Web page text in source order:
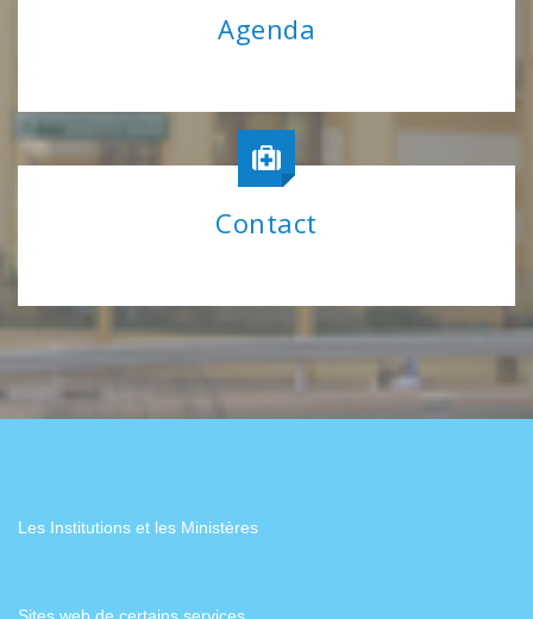
Agenda
Contact
Les Institutions et les Ministères
Sites web de certains services